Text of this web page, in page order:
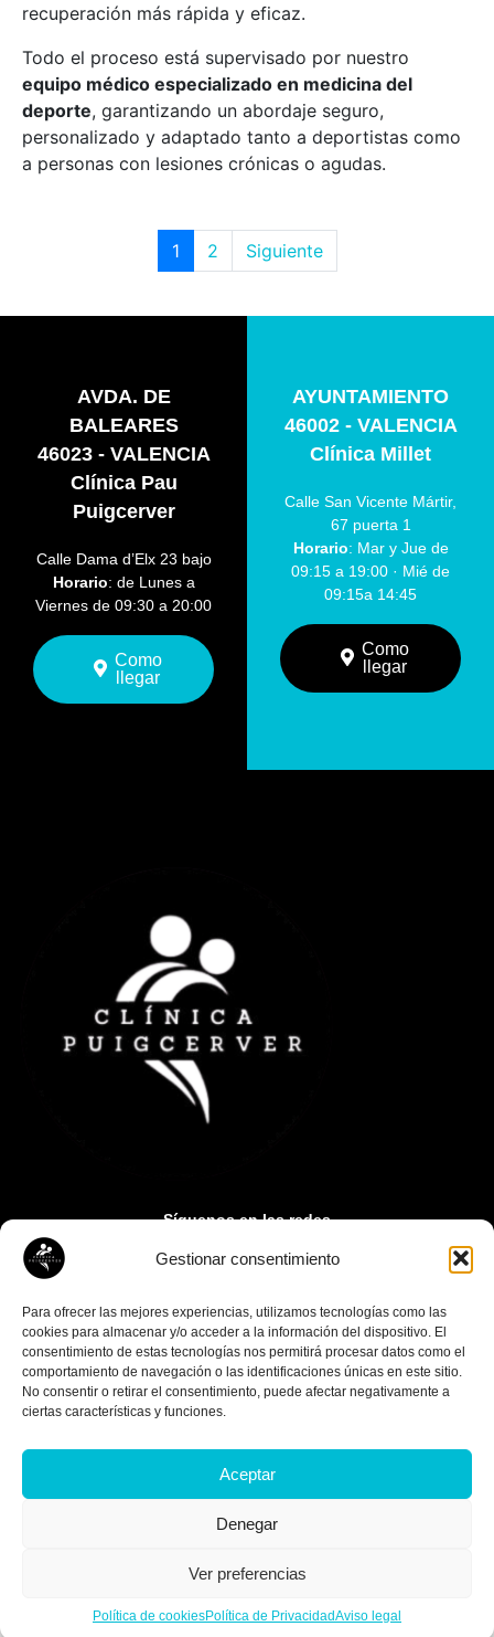
Gestionar consentimiento
Para ofrecer las mejores experiencias, utilizamos tecnologías como las
cookies para almacenar y/o acceder a la información del dispositivo. El
consentimiento de estas tecnologías nos permitirá procesar datos como el
comportamiento de navegación o las identificaciones únicas en este sitio.
No consentir o retirar el consentimiento, puede afectar negativamente a
ciertas características y funciones.
Aceptar
Denegar
Ver preferencias
Política de cookiesPolítica de PrivacidadAviso legal
recuperación más rápida y eficaz.
Todo el proceso está supervisado por nuestro
equipo médico especializado en medicina del
deporte, garantizando un abordaje seguro,
personalizado y adaptado tanto a deportistas como
a personas con lesiones crónicas o agudas.
1 2 Siguiente
AVDA. DE
BALEARES
46023 - VALENCIA
Clínica Pau
Puigcerver
Calle Dama d’Elx 23 bajo
Horario: de Lunes a
Viernes de 09:30 a 20:00
Como
llegar
AYUNTAMIENTO
46002 - VALENCIA
Clínica Millet
Calle San Vicente Mártir,
67 puerta 1
Horario: Mar y Jue de
09:15 a 19:00 · Mié de
09:15a 14:45
Como
llegar
Síguenos en las redes
© Copyright 2026 Clínica Puigcerver